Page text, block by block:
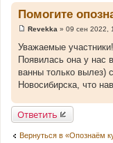
Помогите
о
б
е
н
е
Revekka » 09 сен 2022,
Уважаемые
Появилась она у нас
ванны только вылез)
Новосибирска, что
Ответить
Вернуться в «Опознаём